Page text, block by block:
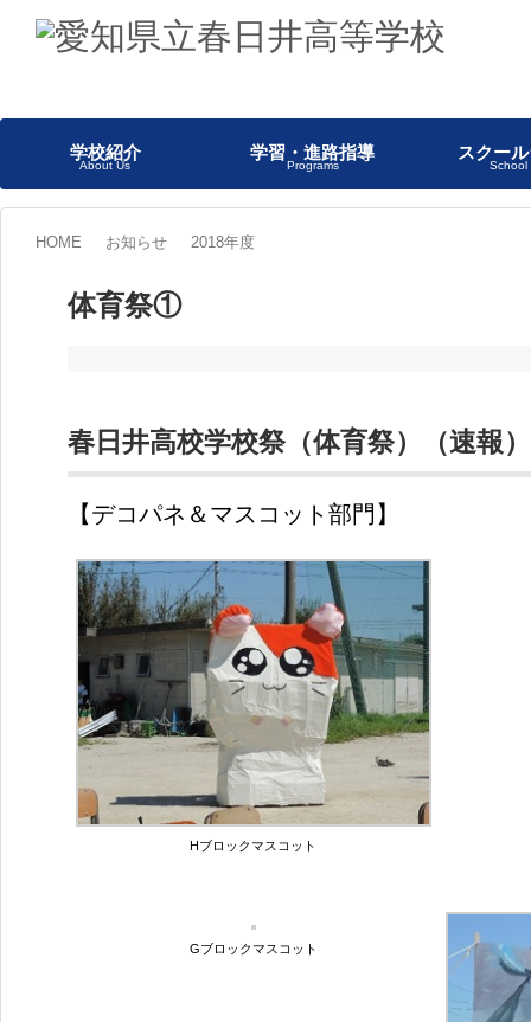
学校紹介
About Us
学習・進路指導
Programs
スクー
School
HOME お知らせ 2018年度
体育祭①
春日井高校学校祭（体育祭）（速報）
【デコパネ＆マスコット部門】
Hブロックマスコット
Gブロックマスコット